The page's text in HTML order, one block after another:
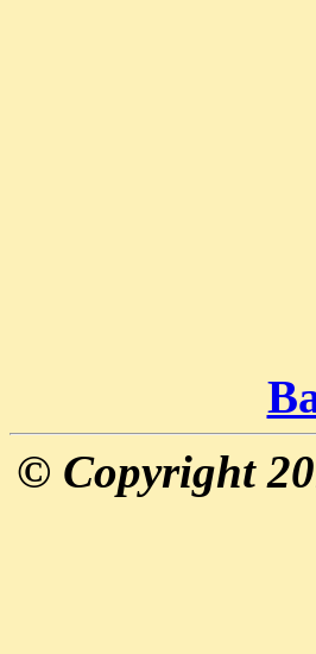
© Copyright